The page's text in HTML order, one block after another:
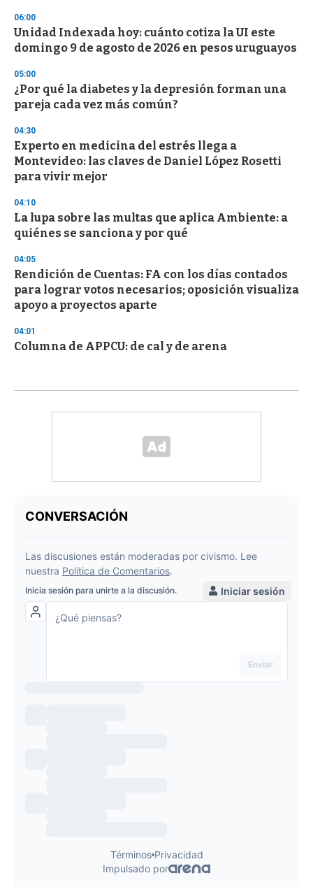
d
s
06:00
Unidad Indexada hoy: cuánto cotiza la UI este
domingo 9 de agosto de 2026 en pesos uruguayos
05:00
¿Por qué la diabetes y la depresión forman una
pareja cada vez más común?
04:30
Experto en medicina del estrés llega a
Montevideo: las claves de Daniel López Rosetti
para vivir mejor
04:10
La lupa sobre las multas que aplica Ambiente: a
quiénes se sanciona y por qué
04:05
Rendición de Cuentas: FA con los días contados
para lograr votos necesarios; oposición visualiza
apoyo a proyectos aparte
04:01
Columna de APPCU: de cal y de arena